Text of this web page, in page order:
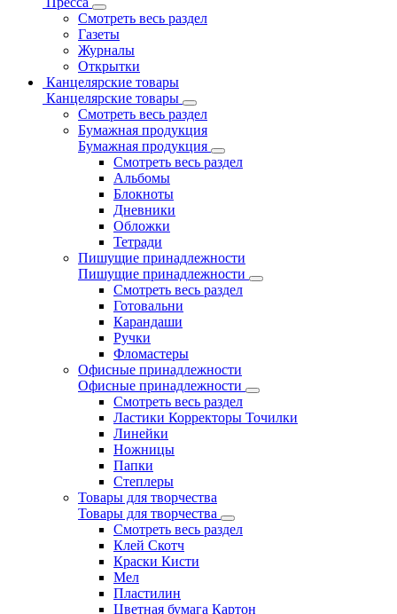
Смотреть весь раздел
Газеты
Журналы
Открытки
Канцелярские товары
Канцелярские товары
Смотреть весь раздел
Бумажная продукция
Бумажная продукция
Смотреть весь раздел
Альбомы
Блокноты
Дневники
Обложки
Тетради
Пишущие принадлежности
Пишущие принадлежности
Смотреть весь раздел
Готовальни
Карандаши
Ручки
Фломастеры
Офисные принадлежности
Офисные принадлежности
Смотреть весь раздел
Ластики Корректоры Точилки
Линейки
Ножницы
Папки
Степлеры
Товары для творчества
Товары для творчества
Смотреть весь раздел
Клей Скотч
Краски Кисти
Мел
Пластилин
Цветная бумага Картон